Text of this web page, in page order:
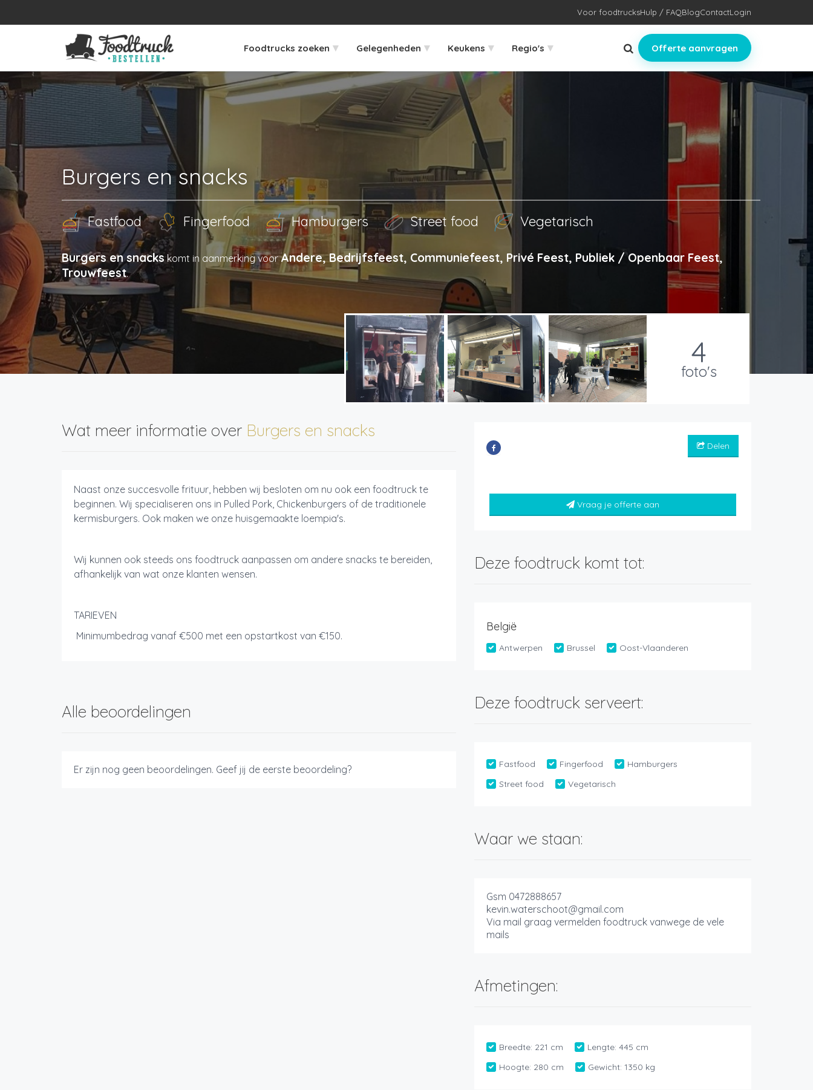
Voor foodtrucksHulp / FAQBlogContactLogin
Foodtrucks zoeken ▾ Gelegenheden ▾ Keukens ▾ Regio's ▾ Offerte aanvragen
Burgers en snacks
Fastfood Fingerfood Hamburgers Street food Vegetarisch
Burgers en snackskomt in aanmerking voorAndere, Bedrijfsfeest, Communiefeest, Privé Feest, Publiek / Openbaar Feest,
Trouwfeest.
4
foto's
Wat meer informatie over Burgers en snacks
Naast onze succesvolle frituur, hebben wij besloten om nu ook een foodtruck te
beginnen. Wij specialiseren ons in Pulled Pork, Chickenburgers of de traditionele
kermisburgers. Ook maken we onze huisgemaakte loempia's.
Wij kunnen ook steeds ons foodtruck aanpassen om andere snacks te bereiden,
afhankelijk van wat onze klanten wensen.
TARIEVEN
Minimumbedrag vanaf €500 met een opstartkost van €150.
Alle beoordelingen
Er zijn nog geen beoordelingen. Geef jij de eerste beoordeling?
Delen
Vraag je offerte aan
Deze foodtruck komt tot:
België
Antwerpen Brussel Oost-Vlaanderen
Deze foodtruck serveert:
Fastfood Fingerfood
Hamburgers
Street food
Vegetarisch
Waar we staan:
Gsm 0472888657
kevin.waterschoot@gmail.com
Via mail graag vermelden foodtruck vanwege de vele
mails
Afmetingen:
Breedte: 221 cm Lengte: 445 cm
Hoogte: 280 cm Gewicht: 1350 kg